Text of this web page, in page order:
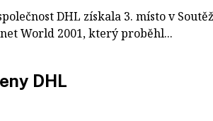
DHL získala 3. místo v
World 2001, který proběhl...
DHL